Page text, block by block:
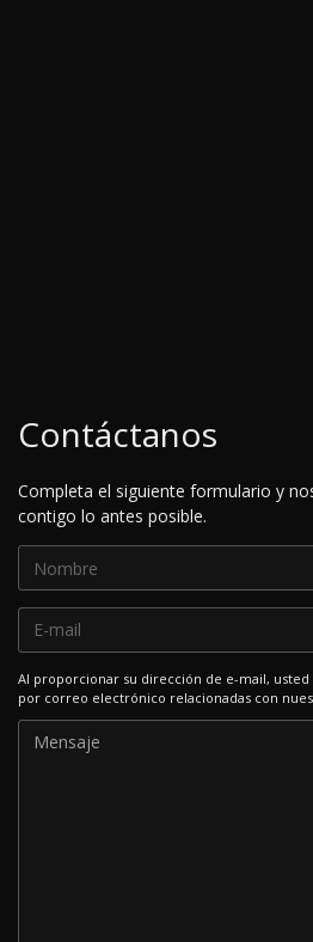
Contáctanos
Completa el siguiente formulario y
contigo lo antes posible.
Al proporcionar su dirección de e-mail,
por correo electrónico relacionadas con